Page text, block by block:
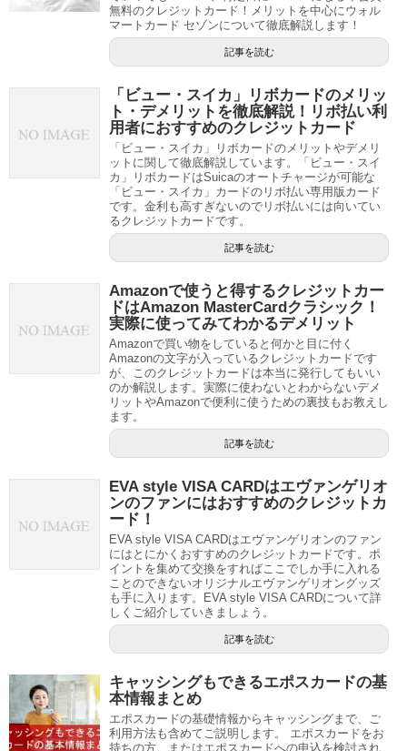
無料のクレジットカード！メリットを中心にウォル
マートカード セゾンについて徹底解説します！
記事を読む
「ビュー・スイカ」リボカードのメリッ
ト・デメリットを徹底解説！リボ払い利
用者におすすめのクレジットカード
「ビュー・スイカ」リボカードのメリットやデメリ
ットに関して徹底解説しています。「ビュー・スイ
カ」リボカードはSuicaのオートチャージが可能な
「ビュー・スイカ」カードのリボ払い専用版カード
です。金利も高すぎないのでリボ払いには向いてい
るクレジットカードです。
記事を読む
Amazonで使うと得するクレジットカー
ドはAmazon MasterCardクラシック！
実際に使ってみてわかるデメリット
Amazonで買い物をしていると何かと目に付く
Amazonの文字が入っているクレジットカードです
が、このクレジットカードは本当に発行してもいい
のか解説します。実際に使わないとわからないデメ
リットやAmazonで便利に使うための裏技もお教えし
ます。
記事を読む
EVA style VISA CARDはエヴァンゲリオ
ンのファンにはおすすめのクレジットカ
ード！
EVA style VISA CARDはエヴァンゲリオンのファン
にはとにかくおすすめのクレジットカードです。ポ
イントを集めて交換をすればここでしか手に入れる
ことのできないオリジナルエヴァンゲリオングッズ
も手に入ります。EVA style VISA CARDについて詳
しくご紹介していきましょう。
記事を読む
キャッシングもできるエポスカードの基
本情報まとめ
エポスカードの基礎情報からキャッシングまで、ご
利用方法も含めてご説明します。 エポスカードをお
持ちの方、またはエポスカードへの申込を検討され